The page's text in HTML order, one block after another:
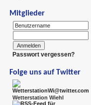
Mitglieder
Passwort vergessen?
Folge uns auf Twitter
Wetterstation Wiehl